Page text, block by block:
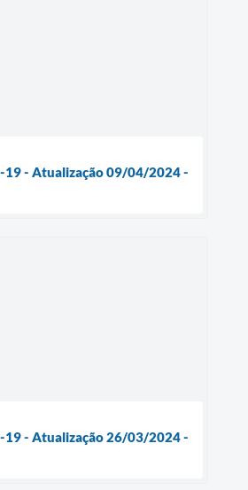
19 - Atualização 09/04/2024 -
19 - Atualização 26/03/2024 -